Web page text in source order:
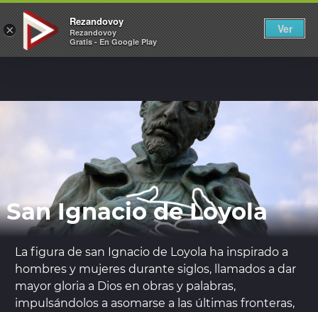
×
Rezandovoy
Rezandovoy
Gratis - En Google Play
Ver
REZANDOVOY
San Ignacio de Loyola
La figura de san Ignacio de Loyola ha inspirado a
hombres y mujeres durante siglos, llamados a dar
mayor gloria a Dios en obras y palabras,
impulsándolos a asomarse a las últimas fronteras,